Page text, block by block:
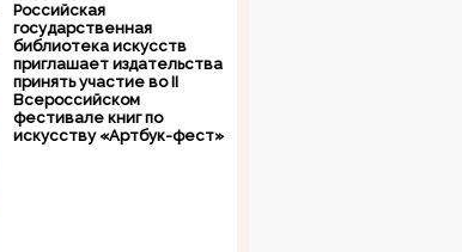
Российская
государственная
библиотека искусств
приглашает издательства
принять участие во II
Всероссийском
фестивале книг по
искусству «Артбук-фест»